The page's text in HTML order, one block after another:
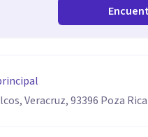
Veracruz, 93396 Poza